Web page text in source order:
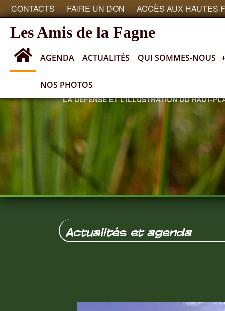
CONTACTS FAIRE UN DON ACCÈS AUX HAUTES
Les Amis de la Fagne
AGENDA ACTUALITÉS QUI SOMMES-NOUS
NOS PHOTOS
SOCIÉTÉ ROYALE ayant pour objectif
LA DÉFENSE ET L’ILLUSTRATION DU HAUT-
Actualités et agenda